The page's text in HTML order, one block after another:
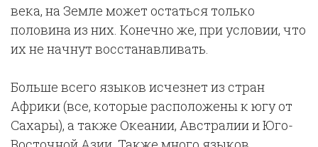
века, на Земле может остаться только
половина из них. Конечно же, при условии, что
их не начнут восстанавливать.
Больше всего языков исчезнет из стран
Африки (все, которые расположены к югу от
Сахары), а также Океании, Австралии и Юго-